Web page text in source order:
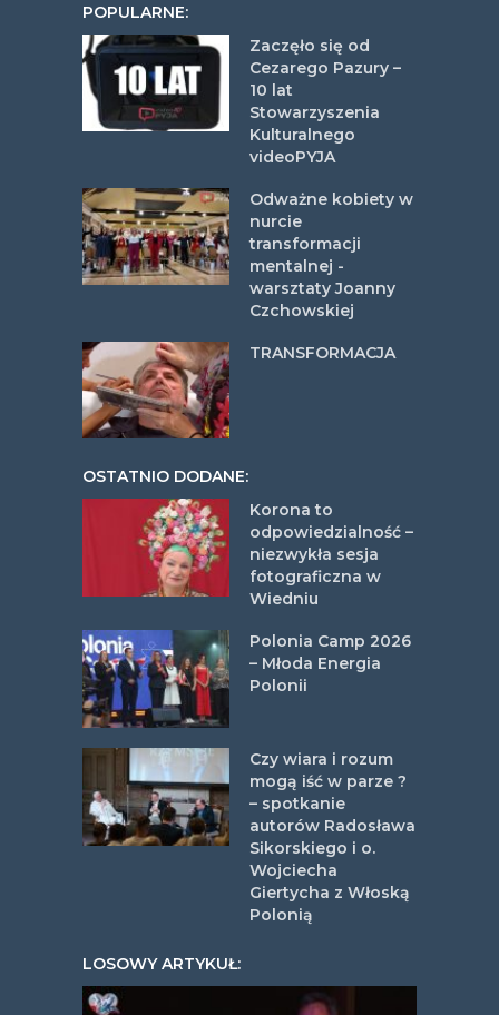
POPULARNE:
Zaczęło się od
Cezarego Pazury –
10 lat
Stowarzyszenia
Kulturalnego
videoPYJA
Odważne kobiety w
nurcie
transformacji
mentalnej -
warsztaty Joanny
Czchowskiej
TRANSFORMACJA
OSTATNIO DODANE:
Korona to
odpowiedzialność –
niezwykła sesja
fotograficzna w
Wiedniu
Polonia Camp 2026
– Młoda Energia
Polonii
Czy wiara i rozum
mogą iść w parze ?
– spotkanie
autorów Radosława
Sikorskiego i o.
Wojciecha
Giertycha z Włoską
Polonią
LOSOWY ARTYKUŁ: